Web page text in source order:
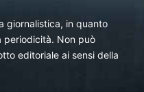
giornalistica, in quanto
periodicità. Non può
editoriale ai sensi della